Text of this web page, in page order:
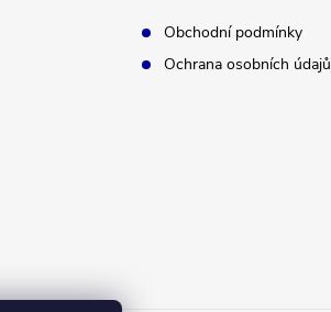
Obchodní podmínky
Ochrana osobních údajů